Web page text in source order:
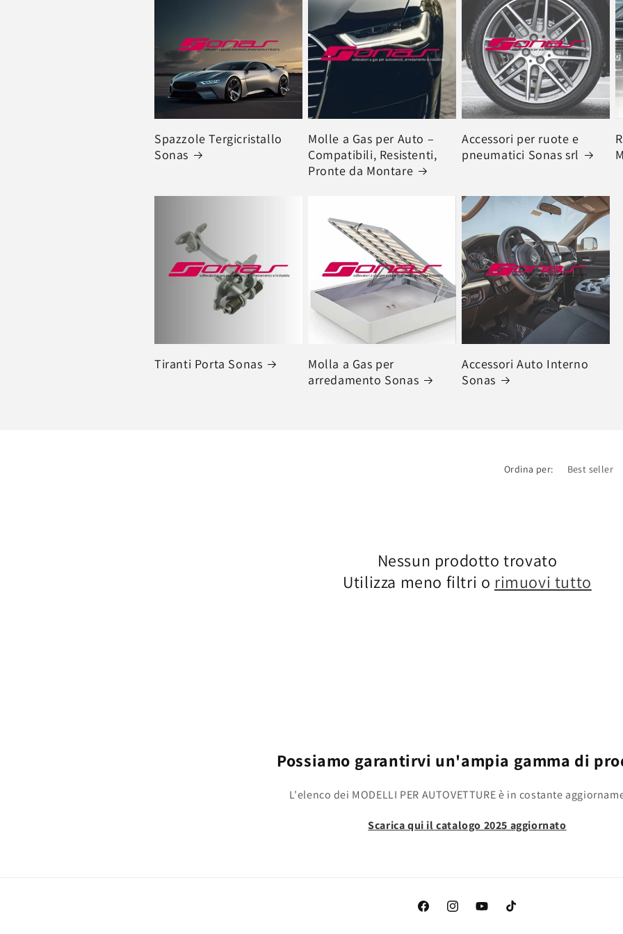
i
o
n
Spazzole Tergicristallo
Sonas
Molle a Gas per Auto –
Compatibili, Resistenti,
Pronte da Montare
Accessori per ruote e
pneumatici Sonas srl
Tiranti Porta Sonas
Molla a Gas per
arredamento Sonas
Accessori Auto Interno
Sonas
Ordina per:
Nessun prodotto trovato
Utilizza meno filtri o rimuovi tutto
Possiamo garantirvi un'ampia gamma di
L'elenco dei MODELLI PER AUTOVETTURE è in costante
Scarica qui il catalogo 2025 aggiornato
FacebookInstagramYouTubeTikTok